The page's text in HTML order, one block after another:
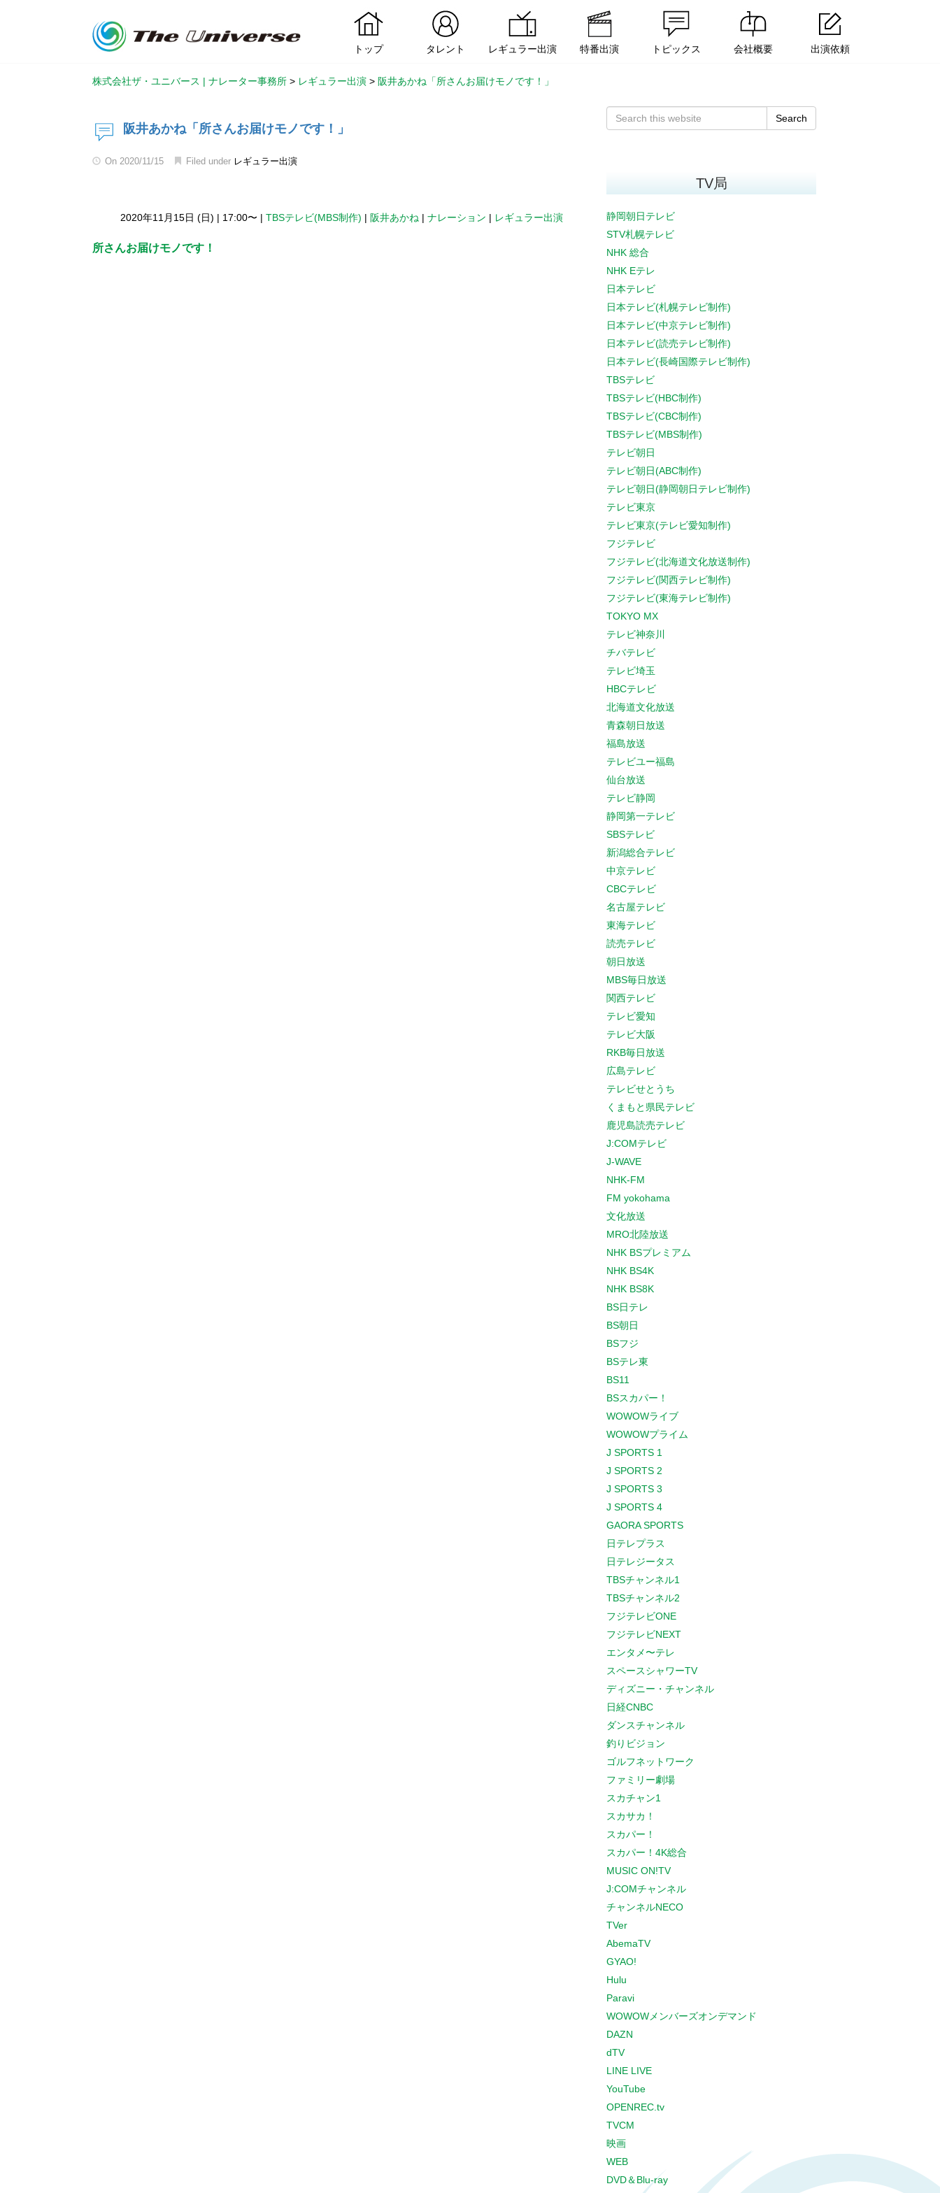
トップ タレント レギュラー出演 特番出演 トピックス 会社概要 出演依頼
株式会社ザ・ユニバース | ナレーター事務所 > レギュラー出演 > 阪井あかね「所さんお届けモノです！」
阪井あかね「所さんお届けモノです！」
On 2020/11/15 Filed under レギュラー出演
2020年11月15日 (日) | 17:00〜 | TBSテレビ(MBS制作) | 阪井あかね | ナレーション | レギュラー出演
所さんお届けモノです！
Search
TV局
静岡朝日テレビ
STV札幌テレビ
NHK 総合
NHK Eテレ
日本テレビ
日本テレビ(札幌テレビ制作)
日本テレビ(中京テレビ制作)
日本テレビ(読売テレビ制作)
日本テレビ(長崎国際テレビ制作)
TBSテレビ
TBSテレビ(HBC制作)
TBSテレビ(CBC制作)
TBSテレビ(MBS制作)
テレビ朝日
テレビ朝日(ABC制作)
テレビ朝日(静岡朝日テレビ制作)
テレビ東京
テレビ東京(テレビ愛知制作)
フジテレビ
フジテレビ(北海道文化放送制作)
フジテレビ(関西テレビ制作)
フジテレビ(東海テレビ制作)
TOKYO MX
テレビ神奈川
チバテレビ
テレビ埼玉
HBCテレビ
北海道文化放送
青森朝日放送
福島放送
テレビユー福島
仙台放送
テレビ静岡
静岡第一テレビ
SBSテレビ
新潟総合テレビ
中京テレビ
CBCテレビ
名古屋テレビ
東海テレビ
読売テレビ
朝日放送
MBS毎日放送
関西テレビ
テレビ愛知
テレビ大阪
RKB毎日放送
広島テレビ
テレビせとうち
くまもと県民テレビ
鹿児島読売テレビ
J:COMテレビ
J-WAVE
NHK-FM
FM yokohama
文化放送
MRO北陸放送
NHK BSプレミアム
NHK BS4K
NHK BS8K
BS日テレ
BS朝日
BSフジ
BSテレ東
BS11
BSスカパー！
WOWOWライブ
WOWOWプライム
J SPORTS 1
J SPORTS 2
J SPORTS 3
J SPORTS 4
GAORA SPORTS
日テレプラス
日テレジータス
TBSチャンネル1
TBSチャンネル2
フジテレビONE
フジテレビNEXT
エンタメ〜テレ
スペースシャワーTV
ディズニー・チャンネル
日経CNBC
ダンスチャンネル
釣りビジョン
ゴルフネットワーク
ファミリー劇場
スカチャン1
スカサカ！
スカパー！
スカパー！4K総合
MUSIC ON!TV
J:COMチャンネル
チャンネルNECO
TVer
AbemaTV
GYAO!
Hulu
Paravi
WOWOWメンバーズオンデマンド
DAZN
dTV
LINE LIVE
YouTube
OPENREC.tv
TVCM
映画
WEB
DVD＆Blu-ray